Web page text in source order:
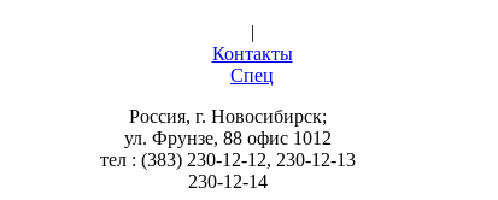
|
Контакты
Спец
Россия, г. Новосибирск;
ул. Фрунзе, 88 офис 1012
тел : (383) 230-12-12, 230-12-13
230-12-14